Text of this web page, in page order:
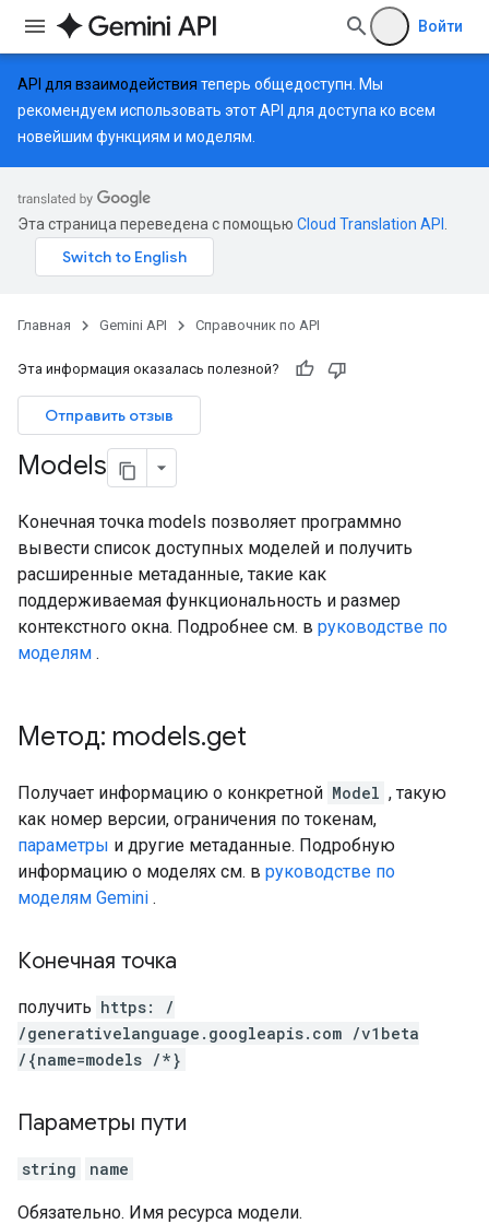
Войти
API для взаимодействия теперь общедоступн. Мы
рекомендуем использовать этот API для доступа ко всем
новейшим функциям и моделям.
Эта страница переведена с помощью Cloud Translation API
Главная Gemini API Справочник по API
Эта информация оказалась полезной?
Отправить отзыв
Models
Конечная точка models позволяет программно
вывести список доступных моделей и получить
расширенные метаданные, такие как
поддерживаемая функциональность и размер
контекстного окна. Подробнее см. в руководстве по
моделям .
Метод: models.get
Получает информацию о конкретной Model , такую ​​
как номер версии, ограничения по токенам,
параметры и другие метаданные. Подробную
информацию о моделях см. в руководстве по
моделям Gemini .
Конечная точка
получить https: /
/generativelanguage.googleapis.com /v1beta
/{name=models /*}
Параметры пути
string name
Обязательно. Имя ресурса модели.